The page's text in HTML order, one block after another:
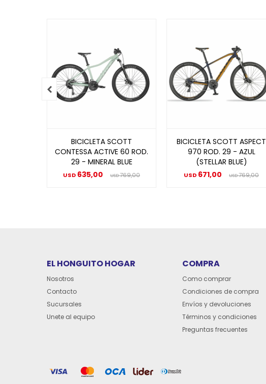
BICICLETA SCOTT
CONTESSA ACTIVE 60 ROD.
29 - MINERAL BLUE
USD 635,00 USD769,00
BICICLETA SCOTT ASPECT
970 ROD. 29 - AZUL
(STELLAR BLUE)
USD 671,00 USD769,00

EL HONGUITO HOGAR
Nosotros
Contacto
Sucursales
Unete al equipo
COMPRA
Como comprar
Condiciones de compra
Envíos y devoluciones
Términos y condiciones
Preguntas frecuentes